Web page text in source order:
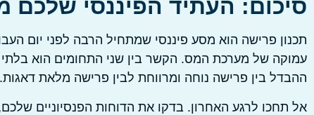
סיכום: העתיד הפיננסי שלכם
תכנון פרישה הוא מסע פיננסי שמתחיל הרבה לפני יום
עמוקה של מערכת המס. הקשר בין שני התחומים הוא בלתי
ההבדל בין פרישה נוחה ומרווחת לבין פרישה מלאת דאגות.
אל תחכו לרגע האחרון. בדקו את הדוחות הפנסיוניים